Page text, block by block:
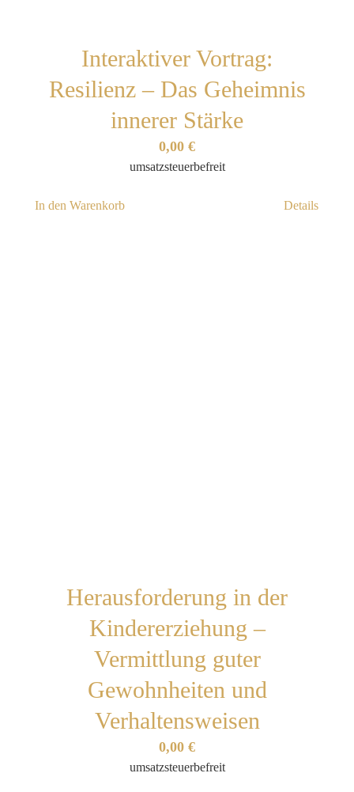
Interaktiver Vortrag:
Resilienz – Das Geheimnis
innerer Stärke
0,00 €
umsatzsteuerbefreit
In den Warenkorb Details
Herausforderung in der
Kindererziehung –
Vermittlung guter
Gewohnheiten und
Verhaltensweisen
0,00 €
umsatzsteuerbefreit